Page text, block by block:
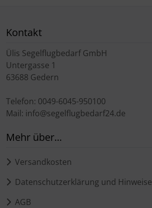
Kontakt
Ülis Segelflugbedarf GmbH
Untergasse 1
63688 Gedern
Telefon: 0049-6045-950100
Mail: info@segelflugbedarf24.de
Mehr über...
Versandkosten
Datenschutzerklärung und Hinweise
AGB